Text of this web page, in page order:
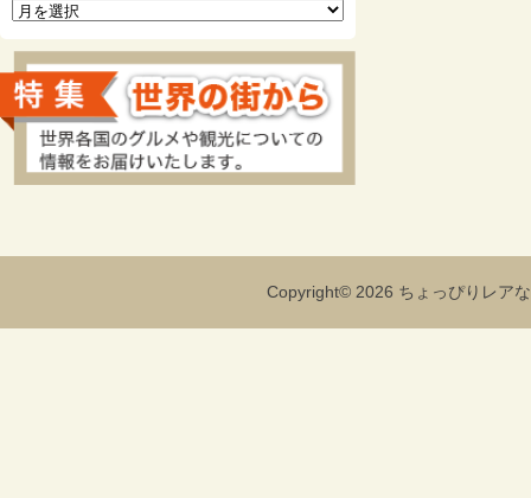
Copyright© 2026 ちょっぴりレ